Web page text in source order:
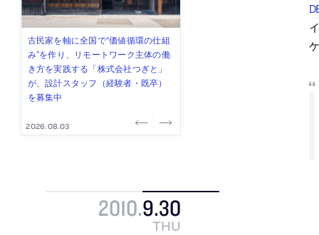
佐々木慧が主宰する「axonometric株
式会社」が、設計スタッフ（経験
者・既卒・2027年新卒）を募集中
2026.08.07
古民家を軸に全国で“価値循環の仕組
み”を作り、リモートワーク主体の働
き方を実践する「株式会社つぎと」
が、設計スタッフ（経験者・既卒）
を募集中
2026.08.03
リノベる株式会社が、設計パートナ
ー (業務委託) を募集中
2026.08.03
社会への影響力のある建築を手掛
け、スタッフ同士で助け合う環境づ
くりも行う「E.A.S.T.architects」
が、設計スタッフ（経験者・既卒・
2027年新卒）を募集中
2026.07.31
代官山を拠点に活動する「梅澤竜也 /
ALA INC.」が、設計スタッフ・アル
バイト・事務職を募集中
2026.07.30
2010.9.30
THU